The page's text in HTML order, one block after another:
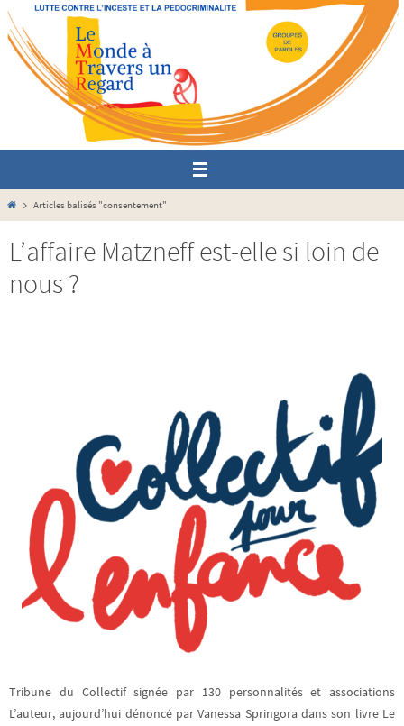
Passer
vers
contenu
HomeArticles balisés "consentement"
L’affaire Matzneff est-elle si loin de
nous ?
Tribune du Collectif signée par 130 personnalités et associations
L’auteur, aujourd’hui dénoncé par Vanessa Springora dans son livre Le